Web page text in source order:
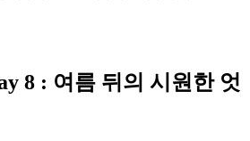
8 : 여름 뒤의 시원한 엇